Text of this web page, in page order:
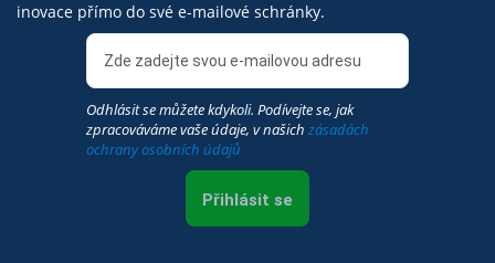
inovace přímo do své e-mailové schránky.
Odhlásit se můžete kdykoli. Podívejte se, jak
zpracováváme vaše údaje, v našich zásadách
ochrany osobních údajů
Přihlásit se